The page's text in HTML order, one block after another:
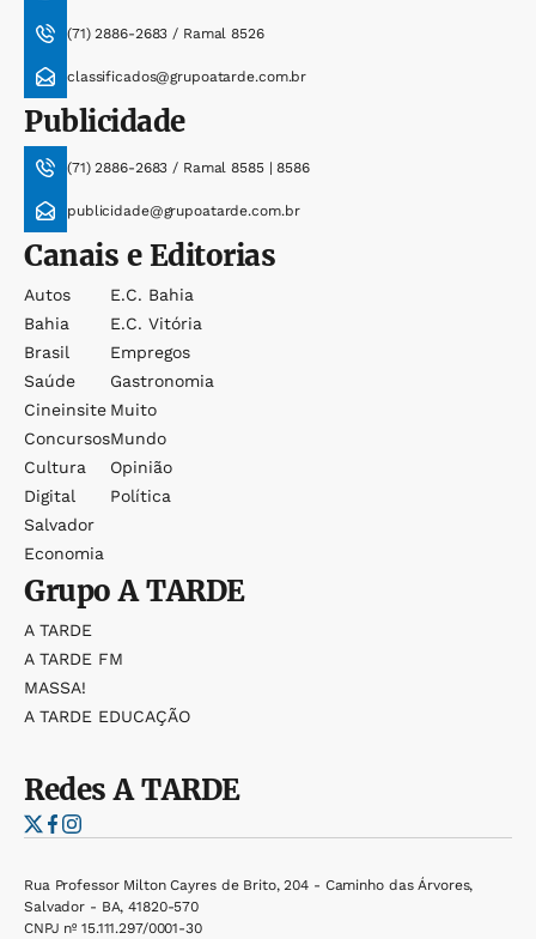
(71) 2886-2683 / Ramal 8526
classificados@grupoatarde.com.br
Publicidade
(71) 2886-2683 / Ramal 8585 | 8586
publicidade@grupoatarde.com.br
Canais e Editorias
Autos
Bahia
Brasil
Saúde
Cineinsite
Concursos
Cultura
Digital
Salvador
Economia
E.c. Bahia
E.c. Vitória
Empregos
Gastronomia
Muito
Mundo
Opinião
Política
GrupoA TARDE
A TARDE
A TARDE FM
MASSA!
A TARDE EDUCAÇÃO
RedesA TARDE
Rua Professor Milton Cayres de Brito, 204 - Caminho das Árvores,
Salvador - BA, 41820-570
CNPJ nº 15.111.297/0001-30